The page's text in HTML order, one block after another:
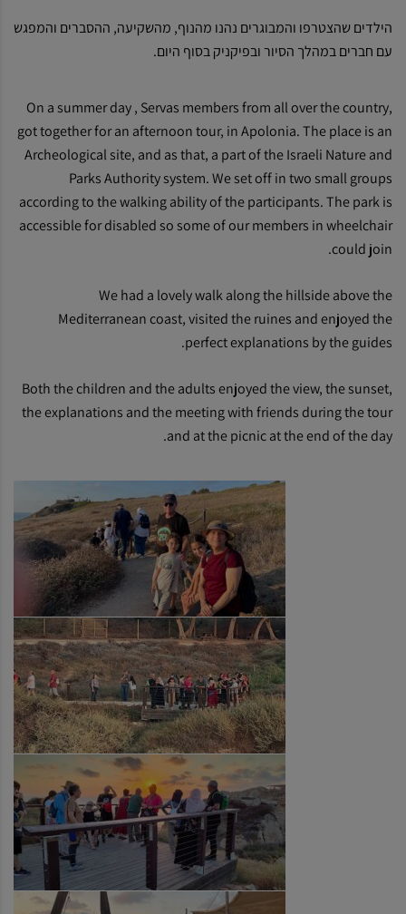
הילדים שהצטרפו והמבוגרים נהנו מהנוף, מהשקיעה, ההסברים והמפגש
עם חברים במהלך הסיור ובפיקניק בסוף היום.
On a summer day , Servas members from all over the country,
got together for an afternoon tour, in Apolonia. The place is an
Archeological site, and as that, a part of the Israeli Nature and
Parks Authority system. We set off in two small groups
according to the walking ability of the participants. The park is
accessible for disabled so some of our members in wheelchair
could join.
We had a lovely walk along the hillside above the
Mediterranean coast, visited the ruines and enjoyed the
perfect explanations by the guides.
Both the children and the adults enjoyed the view, the sunset,
the explanations and the meeting with friends during the tour
and at the picnic at the end of the day.